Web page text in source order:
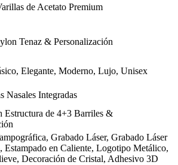
de Acetato Premium
Tenaz & Personalización
Elegante, Moderno, Lujo, Unisex
Nasales Integradas
Estructura de 4+3 Barriles &
Grabado Láser, Grabado Láser
Estampado en Caliente, Logotipo Metálico,
Decoración de Cristal, Adhesivo 3D